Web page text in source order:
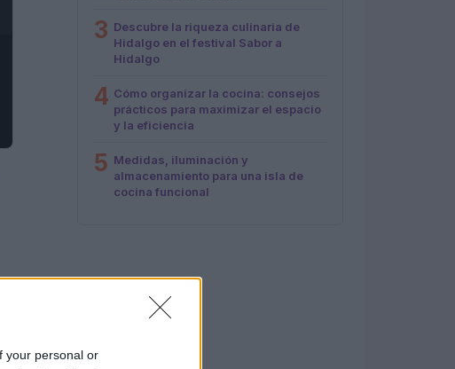
your personal or
3 Descubre la riqueza culinaria de
Hidalgo en el festival Sabor a
Hidalgo
4 Cómo organizar la cocina: consejos
prácticos para maximizar el espacio
y la eficiencia
5 Medidas, iluminación y
almacenamiento para una isla de
cocina funcional